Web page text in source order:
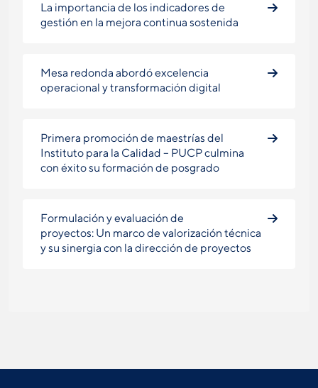
La importancia de los indicadores de
gestión en la mejora continua sostenida
Mesa redonda abordó excelencia
operacional y transformación digital
Primera promoción de maestrías del
Instituto para la Calidad – PUCP culmina
con éxito su formación de posgrado
Formulación y evaluación de
proyectos: Un marco de valorización técnica
y su sinergia con la dirección de proyectos